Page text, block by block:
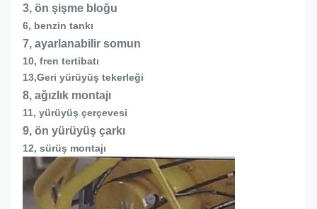
3, ön şişme bloğu
6, benzin tankı
7, ayarlanabilir somun
10, fren tertibatı
13,Geri yürüyüş tekerleği
8, ağızlık montajı
11, yürüyüş çerçevesi
9, ön yürüyüş çarkı
12, sürüş montajı